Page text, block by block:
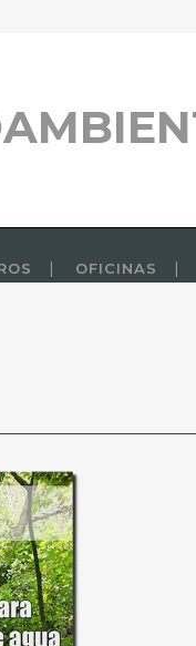
OFICINAS